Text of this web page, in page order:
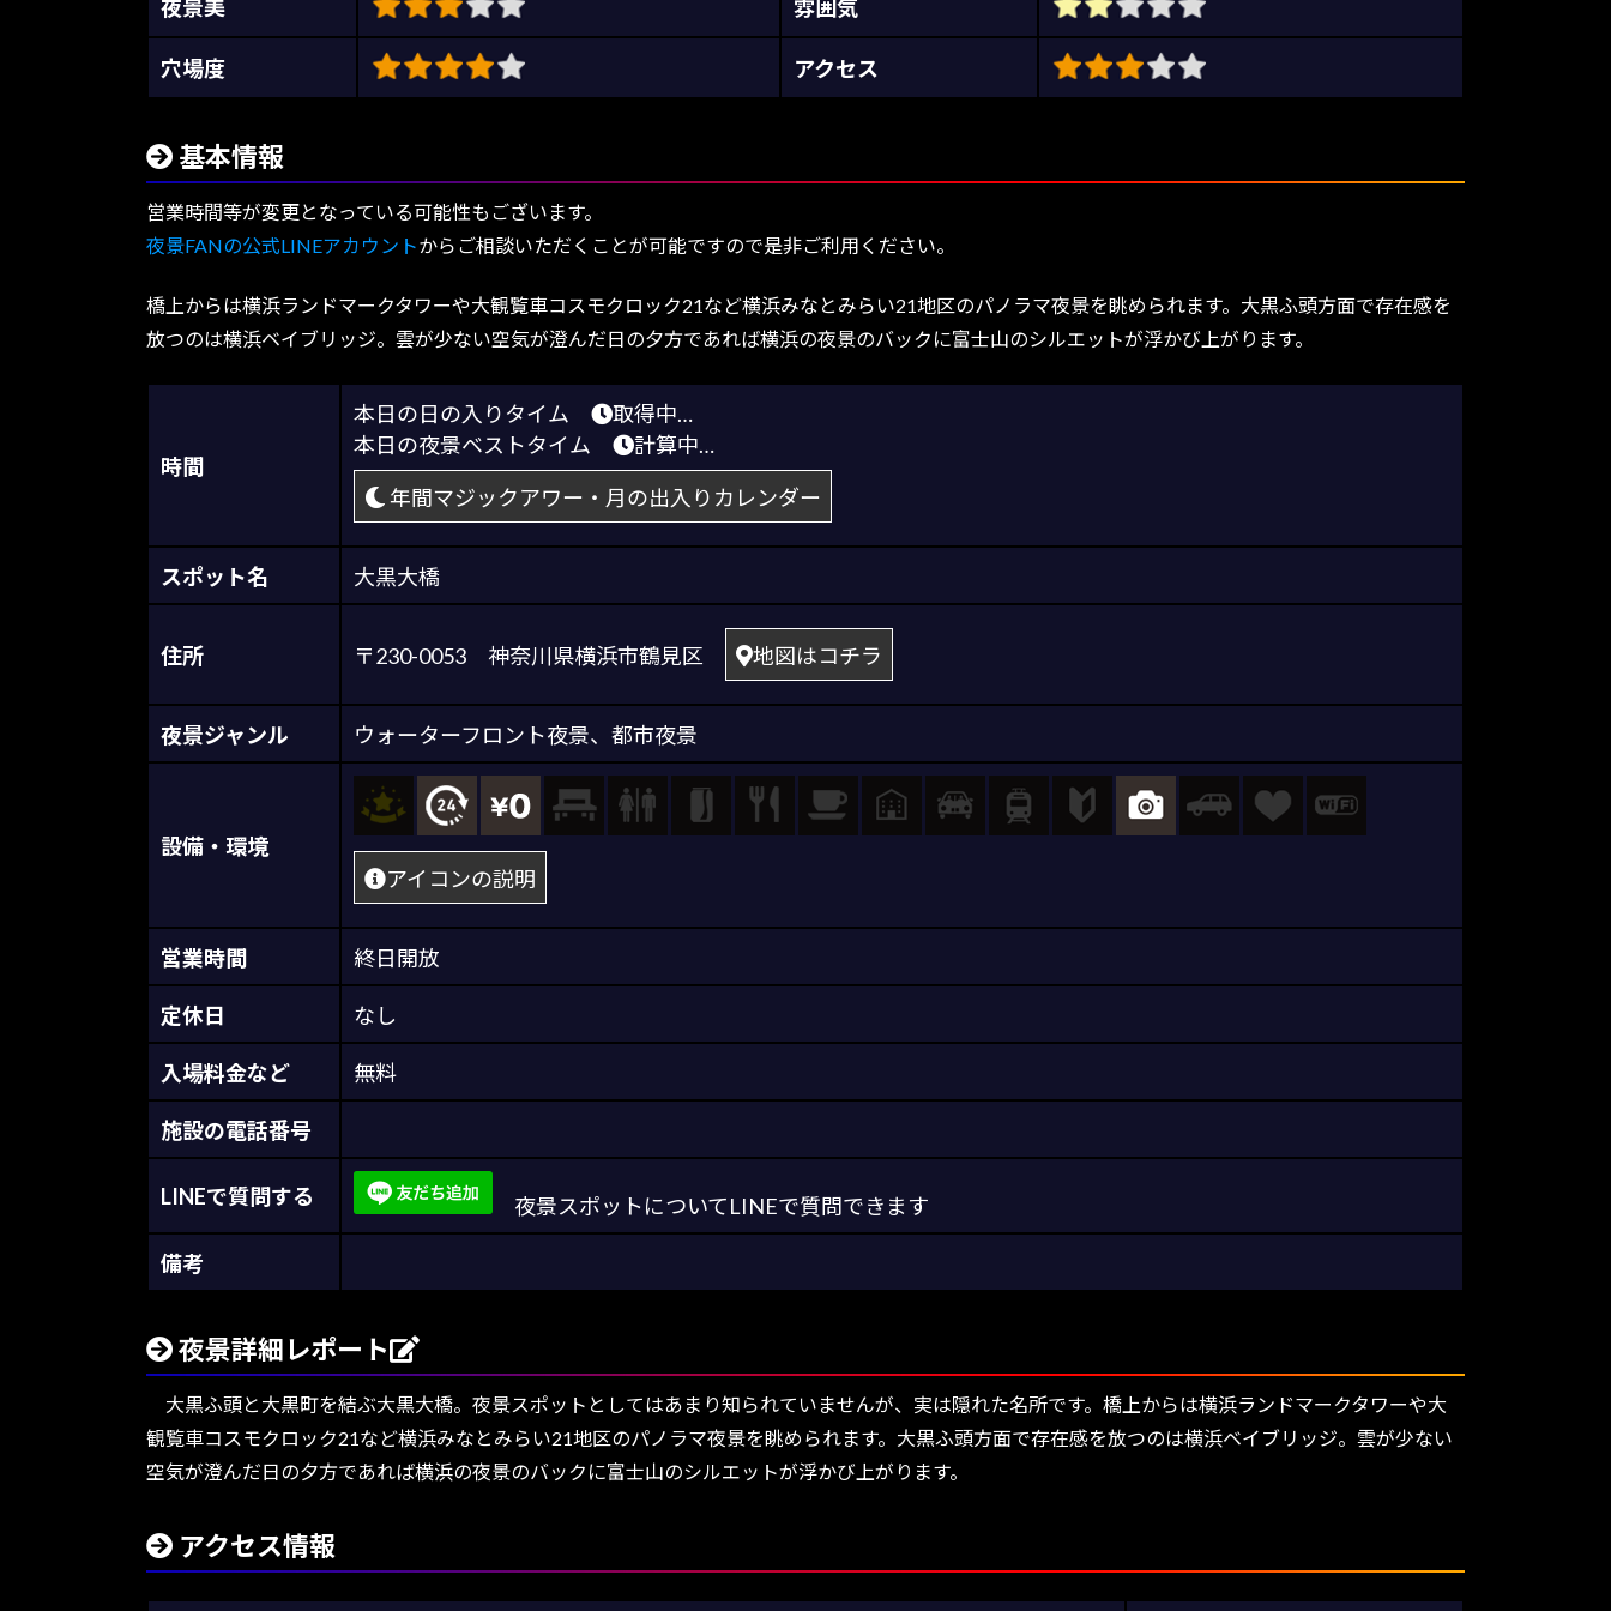
夜景美 雰囲気
穴場度 アクセス
基本情報
営業時間等が変更となっている可能性もございます。
夜景FANの公式LINEアカウントからご相談いただくことが可能ですので是非ご利用ください。
橋上からは横浜ランドマークタワーや大観覧車コスモクロック21など横浜みなとみらい21地区のパノラマ夜景を眺められます。大黒ふ頭方面で存在感を
放つのは横浜ベイブリッジ。雲が少ない空気が澄んだ日の夕方であれば横浜の夜景のバックに富士山のシルエットが浮かび上がります。
時間
本日の日の入りタイム
取得中…
本日の夜景ベストタイム
計算中…
年間マジックアワー・月の出入りカレンダー
スポット名 大黒大橋
住所 〒230-0053 神奈川県横浜市鶴見区 地図はコチラ
夜景ジャンル ウォーターフロント夜景、 都市夜景
設備・環境
アイコンの説明
営業時間 終日開放
定休日 なし
入場料金など 無料
施設の電話番号
LINEで質問する 夜景スポットについてLINEで質問できます
備考
夜景詳細レポート
大黒ふ頭と大黒町を結ぶ大黒大橋。夜景スポットとしてはあまり知られていませんが、実は隠れた名所です。橋上からは横浜ランドマークタワーや大
観覧車コスモクロック21など横浜みなとみらい21地区のパノラマ夜景を眺められます。大黒ふ頭方面で存在感を放つのは横浜ベイブリッジ。雲が少ない
空気が澄んだ日の夕方であれば横浜の夜景のバックに富士山のシルエットが浮かび上がります。
アクセス情報